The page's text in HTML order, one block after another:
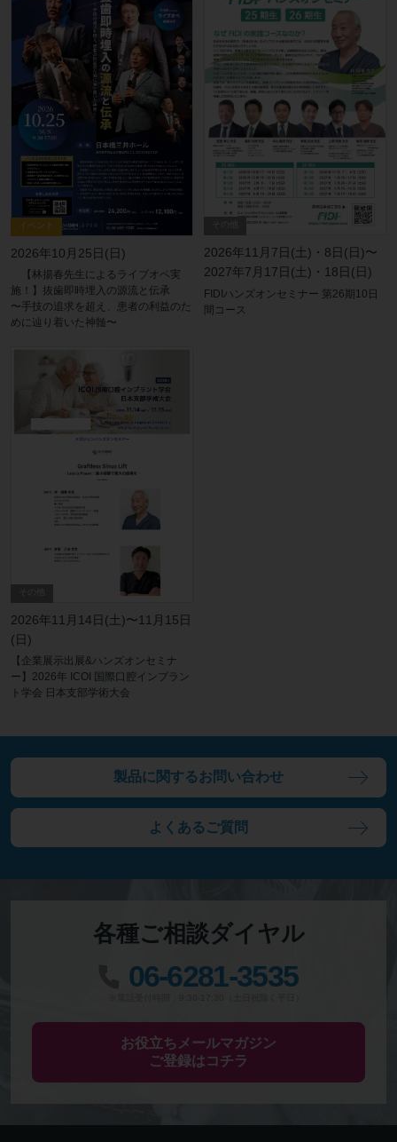
イベント
2026年10月25日(日)
【林揚春先生によるライブオペ実
施！】抜歯即時埋入の源流と伝承
〜手技の追求を超え、患者の利益のた
めに辿り着いた神髄〜
2026年11月7日(土)・8日(日)〜
2027年7月17日(土)・18日(日)
FIDIハンズオンセミナー 第26期10日
間コース
2026年11月14日(土)〜11月15日
(日)
【企業展示出展&ハンズオンセミナ
ー】2026年 ICOI 国際口腔インプラン
ト学会 日本支部学術大会
製品に関するお問い合わせ
よくあるご質問
各種ご相談ダイヤル
06-6281-3535
お役立ちメールマガジン
ご登録はコチラ